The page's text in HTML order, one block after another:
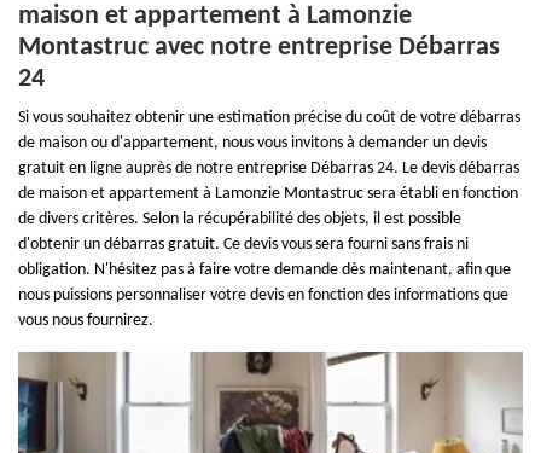
maison et appartement à Lamonzie
Montastruc avec notre entreprise Débarras
24
Si vous souhaitez obtenir une estimation précise du coût de votre débarras
de maison ou d'appartement, nous vous invitons à demander un devis
gratuit en ligne auprès de notre entreprise Débarras 24. Le devis débarras
de maison et appartement à Lamonzie Montastruc sera établi en fonction
de divers critères. Selon la récupérabilité des objets, il est possible
d'obtenir un débarras gratuit. Ce devis vous sera fourni sans frais ni
obligation. N'hésitez pas à faire votre demande dès maintenant, afin que
nous puissions personnaliser votre devis en fonction des informations que
vous nous fournirez.